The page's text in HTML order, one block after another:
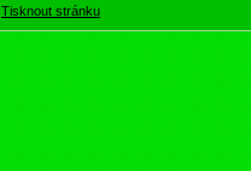
Tisknout stránku